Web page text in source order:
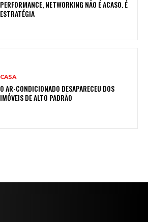
PERFORMANCE, NETWORKING NÃO É ACASO. É
ESTRATÉGIA
CASA
O AR-CONDICIONADO DESAPARECEU DOS
IMÓVEIS DE ALTO PADRÃO